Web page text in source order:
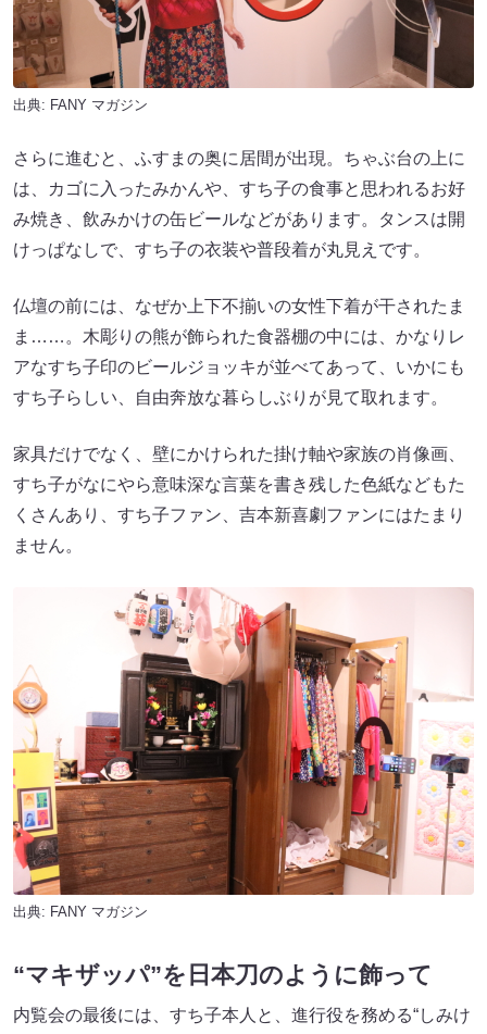
出典: FANY マガジン
さらに進むと、ふすまの奥に居間が出現。ちゃぶ台の上に
は、カゴに入ったみかんや、すち子の食事と思われるお好
み焼き、飲みかけの缶ビールなどがあります。タンスは開
けっぱなしで、すち子の衣装や普段着が丸見えです。
仏壇の前には、なぜか上下不揃いの女性下着が干されたま
ま……。木彫りの熊が飾られた食器棚の中には、かなりレ
アなすち子印のビールジョッキが並べてあって、いかにも
すち子らしい、自由奔放な暮らしぶりが見て取れます。
家具だけでなく、壁にかけられた掛け軸や家族の肖像画、
すち子がなにやら意味深な言葉を書き残した色紙などもた
くさんあり、すち子ファン、吉本新喜劇ファンにはたまり
ません。
出典: FANY マガジン
“マキザッパ”を日本刀のように飾って
内覧会の最後には、すち子本人と、進行役を務める“しみけ